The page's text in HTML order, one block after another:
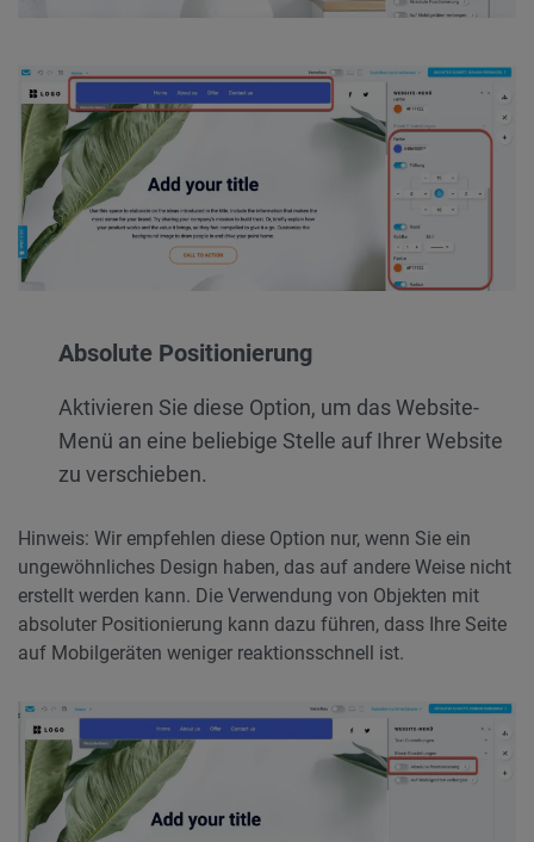
Absolute Positionierung
Aktivieren Sie diese Option, um das Website-
Menü an eine beliebige Stelle auf Ihrer Website
zu verschieben.
Hinweis: Wir empfehlen diese Option nur, wenn Sie ein
ungewöhnliches Design haben, das auf andere Weise nicht
erstellt werden kann. Die Verwendung von Objekten mit
absoluter Positionierung kann dazu führen, dass Ihre Seite
auf Mobilgeräten weniger reaktionsschnell ist.